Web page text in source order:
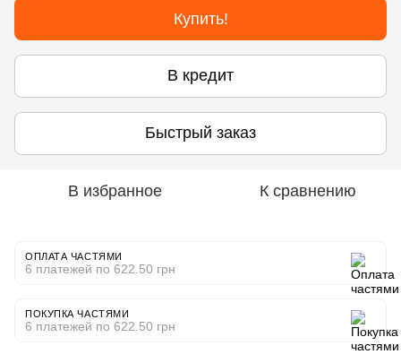
Купить!
В кредит
Быстрый заказ
В избранное К сравнению
ОПЛАТА ЧАСТЯМИ
6 платежей по 622.50 грн
ПОКУПКА ЧАСТЯМИ
6 платежей по 622.50 грн